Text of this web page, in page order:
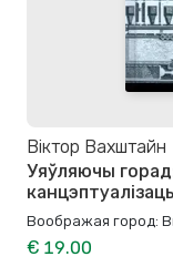
Віктор Вахштайн
Уяўляючы
Воображая город:
€ 19.00